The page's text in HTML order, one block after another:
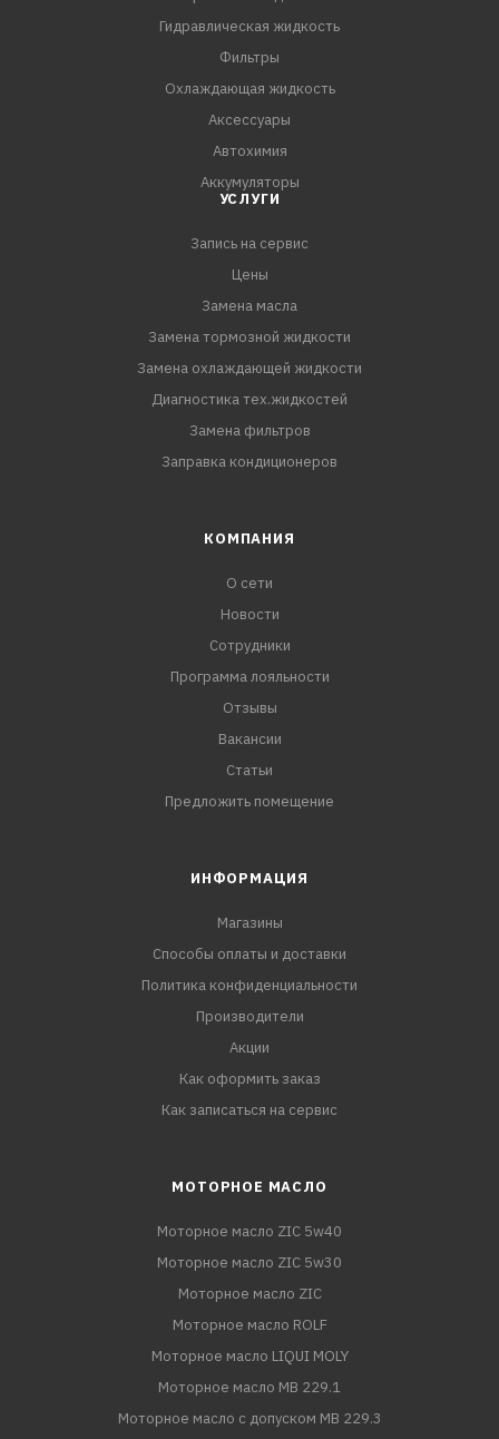
- Хороший запуск в холодном климате, благодаря
улучшенной текучести при низких температурах.
General Motors DEXRON II, DEXRON III
Гидравлическая жидкость
Фильтры
Охлаждающая жидкость
Аксессуары
Автохимия
Аккумуляторы
УСЛУГИ
Запись на сервис
Цены
Замена масла
Замена тормозной жидкости
Замена охлаждающей жидкости
Диагностика тех.жидкостей
Замена фильтров
Заправка кондиционеров
КОМПАНИЯ
О сети
Новости
Сотрудники
Программа лояльности
Отзывы
Вакансии
Статьи
Предложить помещение
ИНФОРМАЦИЯ
Магазины
Способы оплаты и доставки
Политика конфиденциальности
Производители
Акции
Как оформить заказ
Как записаться на сервис
МОТОРНОЕ МАСЛО
Моторное масло ZIC 5w40
Моторное масло ZIC 5w30
Моторное масло ZIC
Моторное масло ROLF
Моторное масло LIQUI MOLY
Моторное масло MB 229.1
Моторное масло с допуском MB 229.3